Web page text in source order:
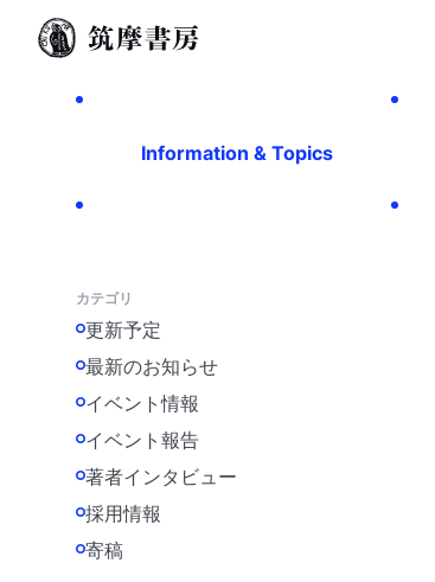
Information & Topics
カテゴリ
更新予定
最新のお知らせ
イベント情報
イベント報告
著者インタビュー
採用情報
寄稿